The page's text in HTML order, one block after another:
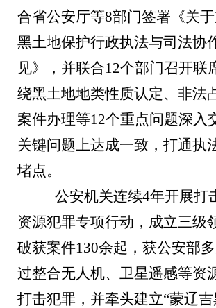
合省公安厅等8部门签署《关
黑土地保护行政执法与司法协
见》，并联合12个部门召开联
绕黑土地地类性质认定、非法
案件办理等12个重点问题深入
关键问题上达成一致，打通执
堵点。
公安机关连续4年开展打
资源犯罪专项行动，成立三级
破获案件130余起，获公安部
过整合无人机、卫星遥感等资
打击犯罪，并牵头建立“蒙辽